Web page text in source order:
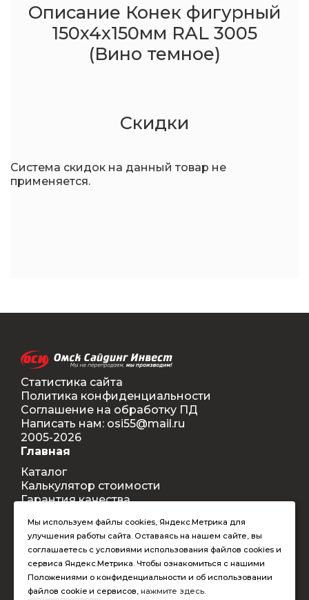
Описание Конек фигурный
150x4x150мм RAL 3005
(Вино темное)
Скидки
Система скидок на данный товар не
применяется.
Статистика сайта
Политика конфиденциальности
Соглашение на обработку ПД
Написать нам: osi55@mail.ru
2005-2026
Главная
Каталог
Калькулятор стоимости
Гарантия качества
Контакты
Покупателям
Способы оплаты
Условия оформления заказа
Таблица допустимых размеров
Мы используем файлы cookies, Яндекс.Метрика для
улучшения работы сайта. Оставаясь на нашем сайте, вы
соглашаетесь с условиями использования файлов cookies и
сервиса Яндекс.Метрика. Чтобы ознакомиться с нашими
Положениями о конфиденциальности и об использовании
файлов cookie и сервисов, нажмите здесь.